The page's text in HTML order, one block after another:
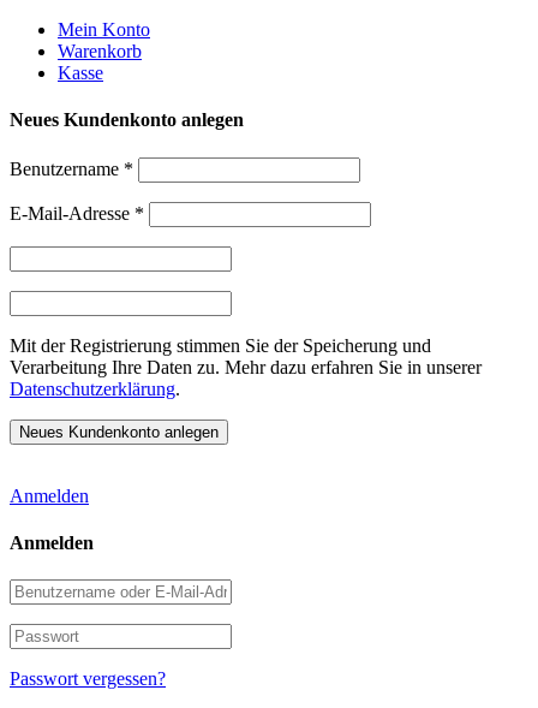
Weiter
zum
Inhalt
Mein Konto
Warenkorb
Kasse
Neues Kundenkonto anlegen
Benutzername *
E-Mail-Adresse *
Mit der Registrierung stimmen Sie der Speicherung und
Verarbeitung Ihre Daten zu. Mehr dazu erfahren Sie in unserer
Datenschutzerklärung.
Anmelden
Anmelden
Benutzername
oder
E-
Mail-
Adresse
Passwort
Passwort vergessen?